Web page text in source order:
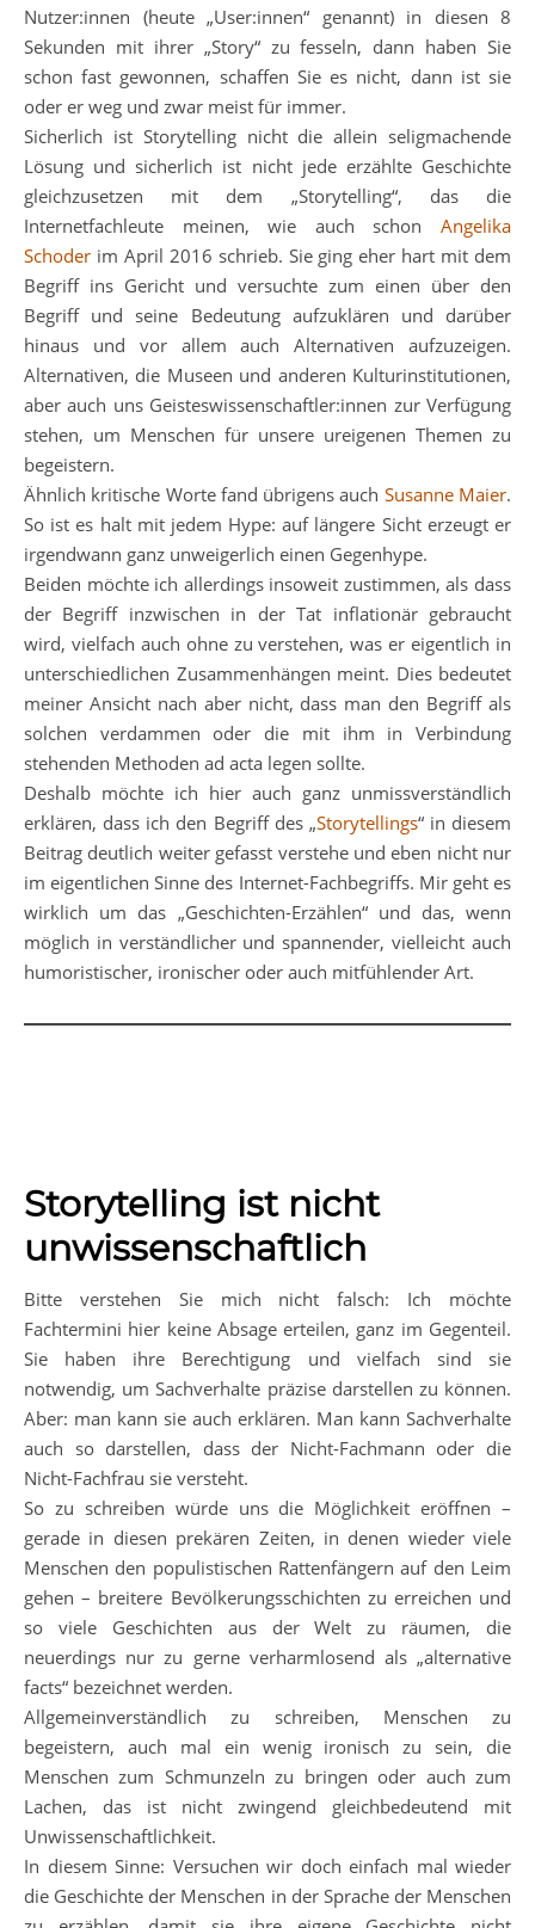
Nutzer:innen (heute „User:innen“ genannt) in diesen 8
Sekunden mit ihrer „Story“ zu fesseln, dann haben Sie
schon fast gewonnen, schaffen Sie es nicht, dann ist sie
oder er weg und zwar meist für immer.
Sicherlich ist Storytelling nicht die allein seligmachende
Lösung und sicherlich ist nicht jede erzählte Geschichte
gleichzusetzen mit dem „Storytelling“, das die
Internetfachleute meinen, wie auch schon Angelika
Schoder im April 2016 schrieb. Sie ging eher hart mit dem
Begriff ins Gericht und versuchte zum einen über den
Begriff und seine Bedeutung aufzuklären und darüber
hinaus und vor allem auch Alternativen aufzuzeigen.
Alternativen, die Museen und anderen Kulturinstitutionen,
aber auch uns Geisteswissenschaftler:innen zur Verfügung
stehen, um Menschen für unsere ureigenen Themen zu
begeistern.
Ähnlich kritische Worte fand übrigens auch Susanne Maier.
So ist es halt mit jedem Hype: auf längere Sicht erzeugt er
irgendwann ganz unweigerlich einen Gegenhype.
Beiden möchte ich allerdings insoweit zustimmen, als dass
der Begriff inzwischen in der Tat inflationär gebraucht
wird, vielfach auch ohne zu verstehen, was er eigentlich in
unterschiedlichen Zusammenhängen meint. Dies bedeutet
meiner Ansicht nach aber nicht, dass man den Begriff als
solchen verdammen oder die mit ihm in Verbindung
stehenden Methoden ad acta legen sollte.
Deshalb möchte ich hier auch ganz unmissverständlich
erklären, dass ich den Begriff des „Storytellings“ in diesem
Beitrag deutlich weiter gefasst verstehe und eben nicht nur
im eigentlichen Sinne des Internet-Fachbegriffs. Mir geht es
wirklich um das „Geschichten-Erzählen“ und das, wenn
möglich in verständlicher und spannender, vielleicht auch
humoristischer, ironischer oder auch mitfühlender Art.
Storytelling ist nicht
unwissenschaftlich
Bitte verstehen Sie mich nicht falsch: Ich möchte
Fachtermini hier keine Absage erteilen, ganz im Gegenteil.
Sie haben ihre Berechtigung und vielfach sind sie
notwendig, um Sachverhalte präzise darstellen zu können.
Aber: man kann sie auch erklären. Man kann Sachverhalte
auch so darstellen, dass der Nicht-Fachmann oder die
Nicht-Fachfrau sie versteht.
So zu schreiben würde uns die Möglichkeit eröffnen –
gerade in diesen prekären Zeiten, in denen wieder viele
Menschen den populistischen Rattenfängern auf den Leim
gehen – breitere Bevölkerungsschichten zu erreichen und
so viele Geschichten aus der Welt zu räumen, die
neuerdings nur zu gerne verharmlosend als „alternative
facts“ bezeichnet werden.
Allgemeinverständlich zu schreiben, Menschen zu
begeistern, auch mal ein wenig ironisch zu sein, die
Menschen zum Schmunzeln zu bringen oder auch zum
Lachen, das ist nicht zwingend gleichbedeutend mit
Unwissenschaftlichkeit.
In diesem Sinne: Versuchen wir doch einfach mal wieder
die Geschichte der Menschen in der Sprache der Menschen